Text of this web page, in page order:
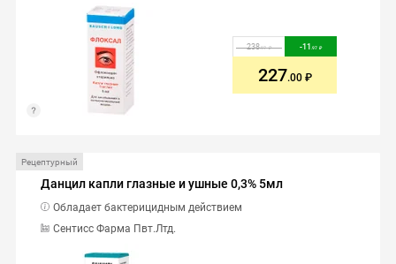
238.97 -11 .97
227.00
Рецептурный
Данцил капли глазные и ушные 0,3% 5мл
Сентисс Фарма Пвт.Лтд.
Обладает бактерицидным действием